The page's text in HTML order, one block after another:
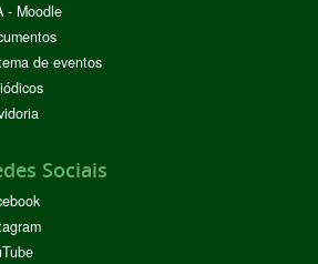
- Moodle
de eventos
Sociais